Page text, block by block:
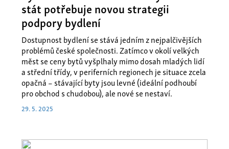
stát potřebuje novou strategii
podpory bydlení
Dostupnost bydlení se stává jedním z nejpalčivějších
problémů české společnosti. Zatímco v okolí velkých
měst se ceny bytů vyšplhaly mimo dosah mladých lidí
a střední třídy, v periferních regionech je situace zcela
opačná – stávající byty jsou levné (ideální podhoubí
pro obchod s chudobou), ale nové se nestaví.
29. 5. 2025